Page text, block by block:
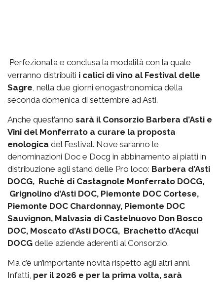
Perfezionata e conclusa la modalità con la quale
verranno distribuiti i calici di vino al Festival delle
Sagre, nella due giorni enogastronomica della
seconda domenica di settembre ad Asti.
Anche quest’anno sarà il Consorzio Barbera d’Asti e
Vini del Monferrato a curare la proposta
enologica del Festival. Nove saranno le
denominazioni Doc e Docg in abbinamento ai piatti in
distribuzione agli stand delle Pro loco: Barbera d’Asti
DOCG, Ruchè di Castagnole Monferrato DOCG,
Grignolino d’Asti DOC, Piemonte DOC Cortese,
Piemonte DOC Chardonnay, Piemonte DOC
Sauvignon, Malvasia di Castelnuovo Don Bosco
DOC, Moscato d’Asti DOCG, Brachetto d’Acqui
DOCG delle aziende aderenti al Consorzio.
Ma c’è un’importante novità rispetto agli altri anni.
Infatti, per il 2026 e per la prima volta, sarà